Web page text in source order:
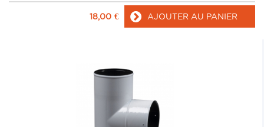
18,00 € AJOUTER AU PANIER